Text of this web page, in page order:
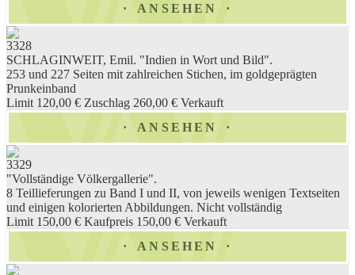
ANSEHEN
3328
SCHLAGINWEIT, Emil. "Indien in Wort und Bild".
253 und 227 Seiten mit zahlreichen Stichen, im goldgeprägten
Prunkeinband
Limit 120,00 € Zuschlag 260,00 € Verkauft
ANSEHEN
3329
"Vollständige Völkergallerie".
8 Teillieferungen zu Band I und II, von jeweils wenigen Textseiten
und einigen kolorierten Abbildungen. Nicht vollständig
Limit 150,00 € Kaufpreis 150,00 € Verkauft
ANSEHEN